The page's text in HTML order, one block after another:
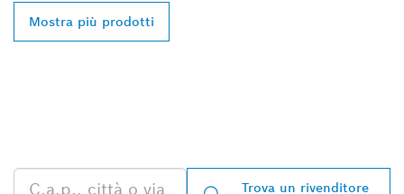
Mostra più prodotti
Trova un rivenditore